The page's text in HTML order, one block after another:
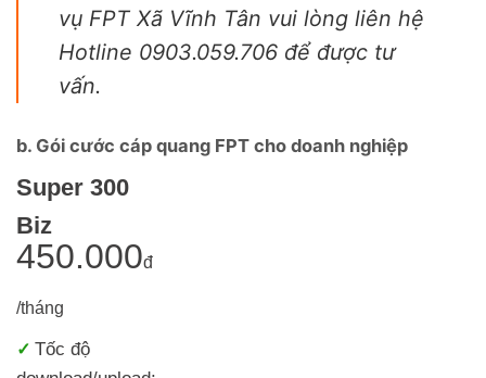
vụ FPT Xã Vĩnh Tân vui lòng liên hệ
Hotline 0903.059.706 để được tư
vấn.
b. Gói cước cáp quang FPT cho doanh nghiệp
Super 300
Biz
450.000đ
/tháng
✓ Tốc độ